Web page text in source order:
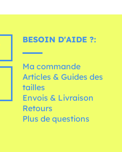
BESOIN D'AIDE ?:
Ma commande
Articles & Guides des
tailles
Envois & Livraison
Retours
Plus de questions